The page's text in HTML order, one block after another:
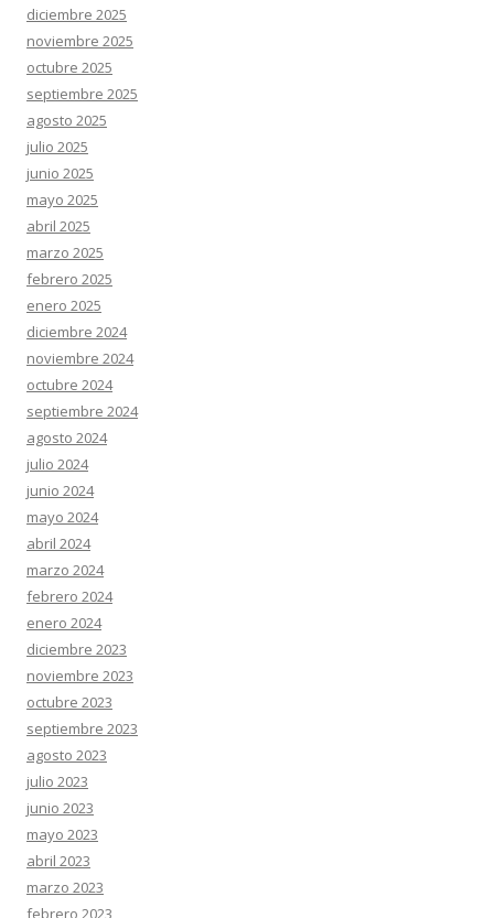
diciembre 2025
noviembre 2025
octubre 2025
septiembre 2025
agosto 2025
julio 2025
junio 2025
mayo 2025
abril 2025
marzo 2025
febrero 2025
enero 2025
diciembre 2024
noviembre 2024
octubre 2024
septiembre 2024
agosto 2024
julio 2024
junio 2024
mayo 2024
abril 2024
marzo 2024
febrero 2024
enero 2024
diciembre 2023
noviembre 2023
octubre 2023
septiembre 2023
agosto 2023
julio 2023
junio 2023
mayo 2023
abril 2023
marzo 2023
febrero 2023